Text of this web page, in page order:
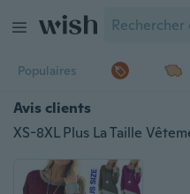
Populaires
Avis clients